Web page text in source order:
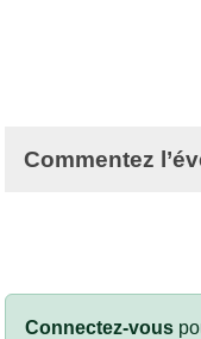
Commentez
Connectez-vous